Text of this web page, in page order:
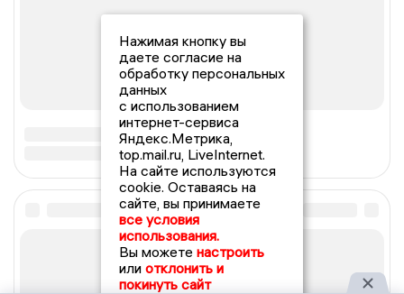
Нажимая кнопку вы
даете согласие на
обработку персональных
данных
с использованием
интернет-сервиса
Яндекс.Метрика,
top.mail.ru, LiveInternet.
На сайте используются
cookie. Оставаясь на
сайте, вы принимаете
все условия
использования.
Вы можете настроить
или отклонить и
покинуть сайт